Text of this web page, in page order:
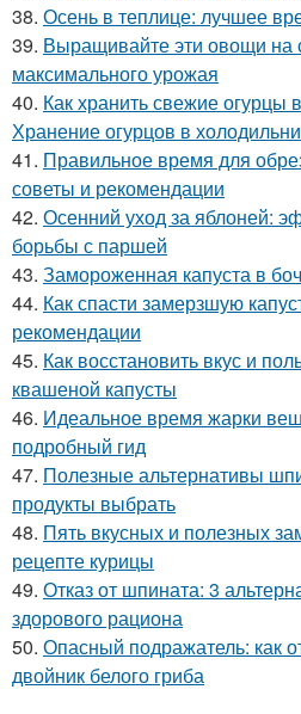
38. Осень в теплице: лучшее
39. Выращивайте эти овощи на
максимального урожая
40. Как хранить свежие огурцы
Хранение огурцов в
41. Правильное время для
советы и рекомендации
42. Осенний уход за яблоней:
борьбы с паршей
43. Замороженная капуста в
44. Как спасти замерзшую
рекомендации
45. Как восстановить вкус и
квашеной капусты
46. Идеальное время жарки
подробный гид
47. Полезные альтернативы
продукты выбрать
48. Пять вкусных и полезных
рецепте курицы
49. Отказ от шпината: 3
здорового рациона
50. Опасный подражатель: как
двойник белого гриба